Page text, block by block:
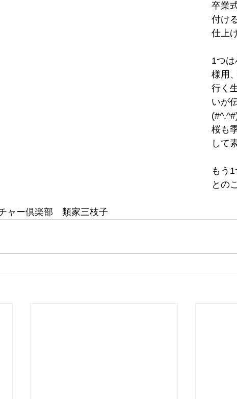
卒業
付け
仕上
1つ
様用
行く
いが
桜も
して
もう
との
ャー倶楽部　類家三枝子